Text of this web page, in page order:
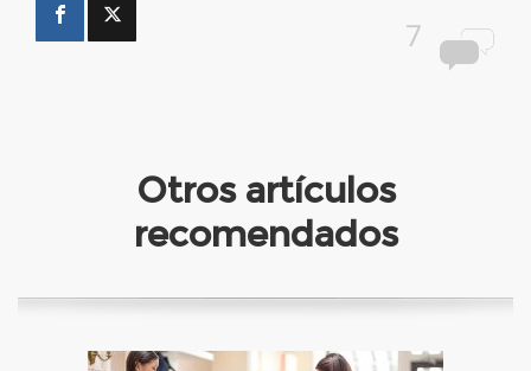
7
Otros artículos
recomendados